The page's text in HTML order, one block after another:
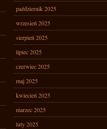
październik 2025
wrzesień 2025
sierpień 2025
lipiec 2025
czerwiec 2025
maj 2025
kwiecień 2025
marzec 2025
luty 2025